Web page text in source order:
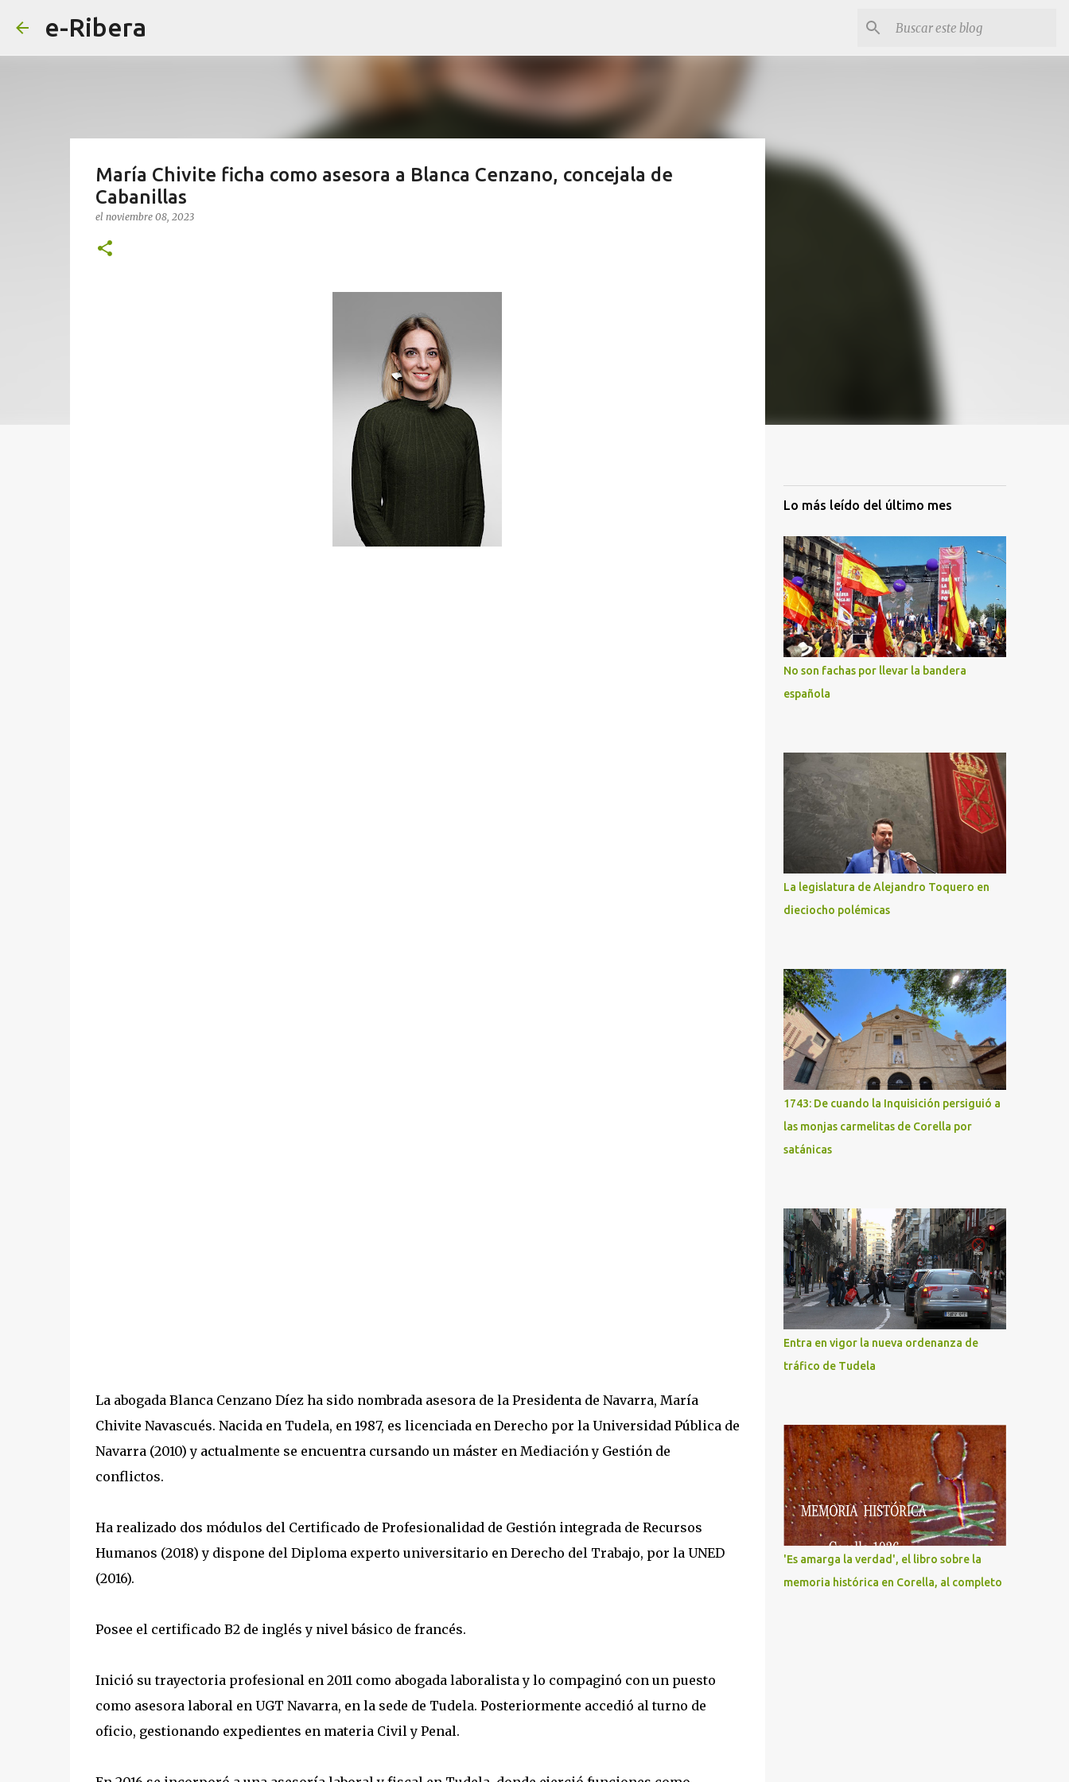
e-Ribera
María Chivite ficha como asesora a Blanca Cenzano, concejala de
Cabanillas
el noviembre 08, 2023
La abogada Blanca Cenzano Díez ha sido nombrada asesora de la Presidenta de Navarra, María
Chivite Navascués. Nacida en Tudela, en 1987, es licenciada en Derecho por la Universidad Pública de
Navarra (2010) y actualmente se encuentra cursando un máster en Mediación y Gestión de
conflictos.
Ha realizado dos módulos del Certificado de Profesionalidad de Gestión integrada de Recursos
Humanos (2018) y dispone del Diploma experto universitario en Derecho del Trabajo, por la UNED
(2016).
Posee el certificado B2 de inglés y nivel básico de francés.
Inició su trayectoria profesional en 2011 como abogada laboralista y lo compaginó con un puesto
como asesora laboral en UGT Navarra, en la sede de Tudela. Posteriormente accedió al turno de
oficio, gestionando expedientes en materia Civil y Penal.
Lo más leído del último mes
No son fachas por llevar la bandera
española
La legislatura de Alejandro Toquero en
dieciocho polémicas
1743: De cuando la Inquisición persiguió a
las monjas carmelitas de Corella por
satánicas
Entra en vigor la nueva ordenanza de
tráfico de Tudela
'Es amarga la verdad', el libro sobre la
memoria histórica en Corella, al completo